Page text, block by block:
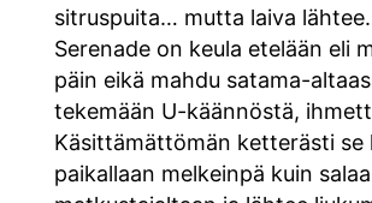
sitruspuita… mutta laiva
Serenade on keula etelään eli
päin eikä mahdu satama-
tekemään U-käännöstä,
Käsittämättömän ketterästi se
paikallaan melkeinpä kuin